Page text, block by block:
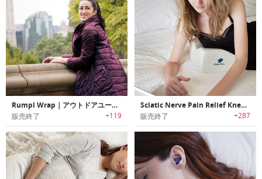
Rumpl Wrap｜アウトドアユースに最適なブランケットジャケット「ランプルラップ」
販売終了 +119
Sciatic Nerve Pain Relief Knee Pillow｜座骨神経痛/むずむず脚症候群を和らげる膝用フォームピロー
販売終了 +287